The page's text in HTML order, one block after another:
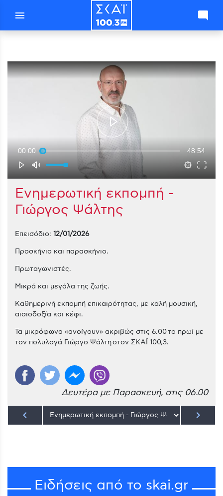
menu mode_comment
00:00 48:54
Ενημερωτική εκπομπή -
Γιώργος Ψάλτης
Επεισόδιο: 12/01/2026
Προσκήνιο και παρασκήνιο.
Πρωταγωνιστές.
Μικρά και μεγάλα της ζωής.
Kαθημερινή εκπομπή επικαιρότητας, με καλή μουσική,
αισιοδοξία και κέφι.
Τα μικρόφωνα «ανοίγουν» ακριβώς στις 6.00 το πρωί με
τον πολυλογά Γιώργο Ψάλτη στον ΣΚΑΪ 100,3.
Δευτέρα με Παρασκευή, στις 06.00
keyboard_arrow_left keyboard_arrow_right
Ειδήσεις από το skai.gr